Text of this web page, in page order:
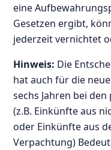
eine
Gesetzen ergibt,
jederzeit vernichtet
Hinweis: Die
hat auch für die
sechs Jahren bei
(z.B. Einkünfte aus
oder Einkünfte aus
Verpachtung)